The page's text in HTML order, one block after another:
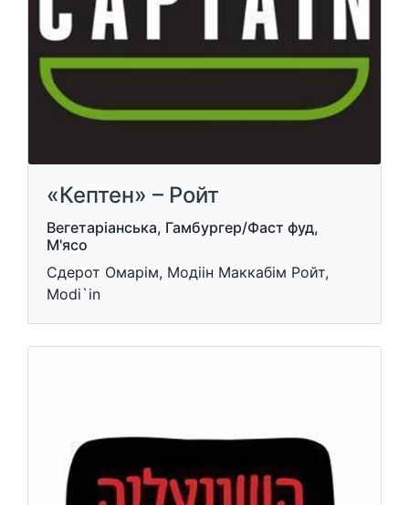
«Кептен» – Ройт
Вегетаріанська, Гамбургер/Фаст фуд,
М'ясо
Сдерот Омарім, Модіін Маккабім Ройт,
Modi`in